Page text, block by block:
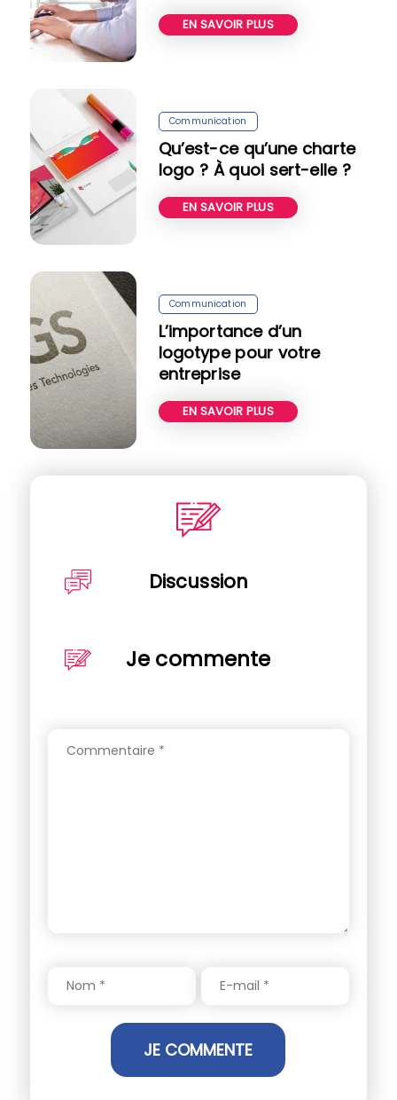
EN SAVOIR PLUS
Communication
Qu’est-ce qu’une charte
logo ? À quoi sert-elle ?
EN SAVOIR PLUS
Communication
L’importance d’un
logotype pour votre
entreprise
EN SAVOIR PLUS
Discussion
Je commente